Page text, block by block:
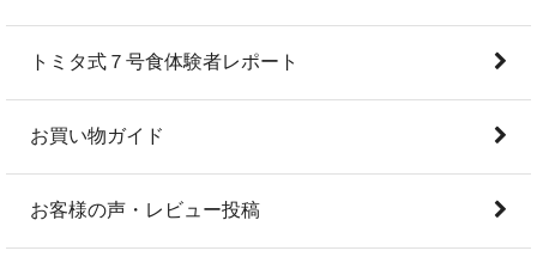
トミタ式７号食体験者レポート
お買い物ガイド
お客様の声・レビュー投稿